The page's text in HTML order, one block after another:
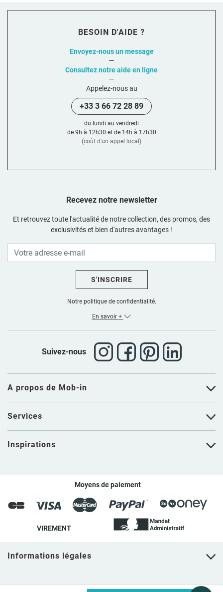
A propos de Mob-in
Services
Inspirations
Recevez notre newsletter
Et retrouvez toute l'actualité de notre collection, des promos, des
exclusivités et bien d'autres avantages !
S'INSCRIRE
Notre politique de confidentialité.
En savoir +
Suivez-nous
BESOIN D'AIDE ?
Envoyez-nous un message
Consultez notre aide en ligne
Appelez-nous au
+33 3 66 72 28 89
du lundi au vendredi
de 9h à 12h30 et de 14h à 17h30
(coût d'un appel local)
Moyens de paiement
VIREMENT
Informations légales